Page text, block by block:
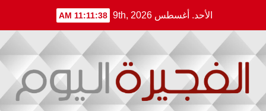
content
الأحد. أغسطس 9th, 2026 11:11:39 AM